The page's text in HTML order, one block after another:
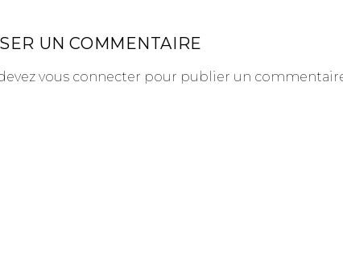
UN COMMENTAIRE
vous connecter pour publier un